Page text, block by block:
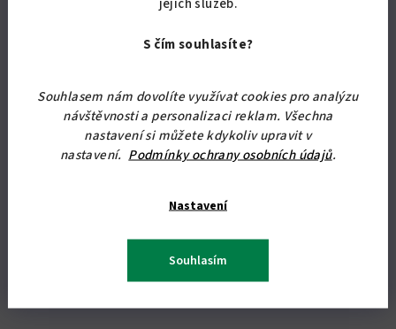
S čím souhlasíte?
Souhlasem nám dovolíte využívat cookies pro analýzu
návštěvnosti a personalizaci reklam. Všechna
nastavení si můžete kdykoliv upravit v
nastavení. Podmínky ochrany osobních údajů.
Nastavení
Souhlasím